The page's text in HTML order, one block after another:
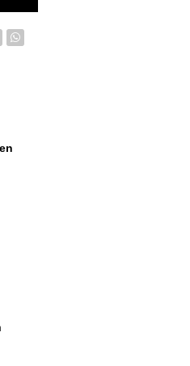
it
Whatsapp senden